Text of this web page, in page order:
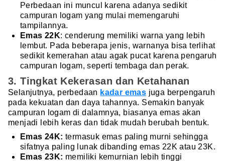
Perbedaan ini muncul karena adanya sedikit
campuran logam yang mulai memengaruhi
tampilannya.
Emas 22K: cenderung memiliki warna yang lebih
lembut. Pada beberapa jenis, warnanya bisa terlihat
sedikit kemerahan atau agak pucat karena pengaruh
campuran logam, seperti tembaga dan perak.
3. Tingkat Kekerasan dan Ketahanan
Selanjutnya, perbedaan kadar emas juga berpengaruh
pada kekuatan dan daya tahannya. Semakin banyak
campuran logam di dalamnya, biasanya emas akan
menjadi lebih keras dan tidak mudah berubah bentuk.
Emas 24K: termasuk emas paling murni sehingga
sifatnya paling lunak dibanding emas 22K atau 23K.
Emas 23K: memiliki kemurnian lebih tinggi